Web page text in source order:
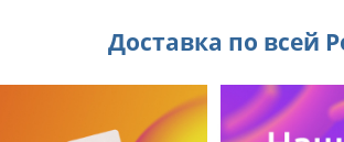
Доставка по всей